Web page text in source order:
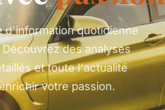
d'information quotidienne
des analyses
et toute l'actualité
votre passion.